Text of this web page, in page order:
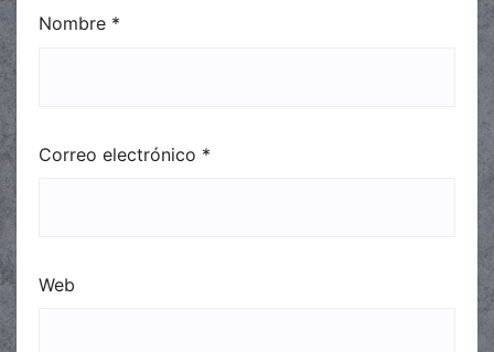
Nombre *
Correo electrónico *
Web